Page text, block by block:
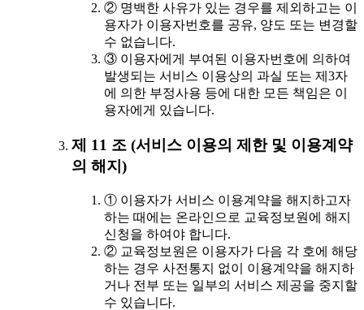
② 명백한 사유가 있는 경우를 제외하고는 이
용자가 이용자번호를 공유, 양도 또는 변경할
수 없습니다.
③ 이용자에게 부여된 이용자번호에 의하여
발생되는 서비스 이용상의 과실 또는 제3자
에 의한 부정사용 등에 대한 모든 책임은 이
용자에게 있습니다.
제 11 조 (서비스 이용의 제한 및 이용계약
의 해지)
① 이용자가 서비스 이용계약을 해지하고자
하는 때에는 온라인으로 교육정보원에 해지
신청을 하여야 합니다.
② 교육정보원은 이용자가 다음 각 호에 해당
하는 경우 사전통지 없이 이용계약을 해지하
거나 전부 또는 일부의 서비스 제공을 중지할
수 있습니다.